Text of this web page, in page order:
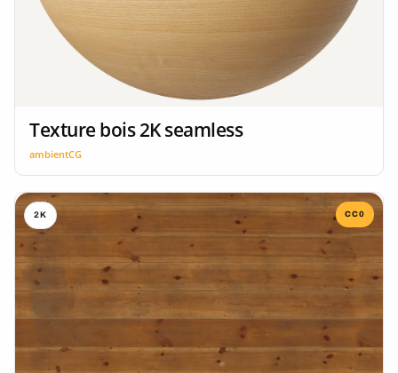
Texture bois 2K seamless
ambientCG
2K CC0